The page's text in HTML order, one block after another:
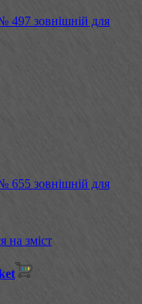
497 зовнішній для
655 зовнішній для
на зміст